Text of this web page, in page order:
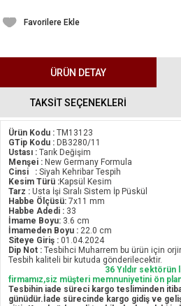
Favorilere Ekle
ÜRÜN DETAY
TAKSİT SEÇENEKLERİ
Ürün Kodu : TM13123
GTip Kodu : DB3280/11
Ustası : Tarık Değişim
Menşei : New Germany Formula
Cinsi : Siyah Kehribar Tespih
Kesim Türü :Kapsül Kesim
Tarz : Usta İşi Sıralı Sistem İp Püskül
Habbe Ölçüsü: 7x11 mm
Habbe Adedi : 33
İmame Boyu: 3.6 cm
İmameden Boyu : 22.0 cm
Siteye Giriş : 01.04.2024
Dip Not : Tesbihci Muharrem bu ürün için
Tesbih kaliteli bir kutuda gönderilecektir.
36 Yıldır sektörün
firmamız,siz müşteri memnuniyetini ön
Tesbihin iade süreci kargo tesliminden
günüdür.İade sürecinde kargo gidiş ve